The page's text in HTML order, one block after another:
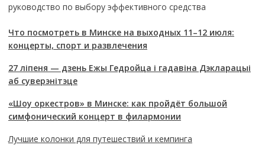
руководство по выбору эффективного средства
Что посмотреть в Минске на выходных 11–12 июля:
концерты, спорт и развлечения
27 ліпеня — дзень Ежы Гедройца і гадавіна Дэкларацыі
аб суверэнітэце
«Шоу оркестров» в Минске: как пройдёт большой
симфонический концерт в филармонии
Лучшие колонки для путешествий и кемпинга